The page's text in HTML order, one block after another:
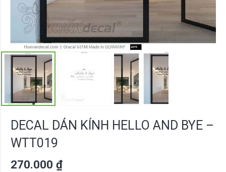
DECAL DÁN KÍNH HELLO AND BYE –
WTT019
270.000 ₫